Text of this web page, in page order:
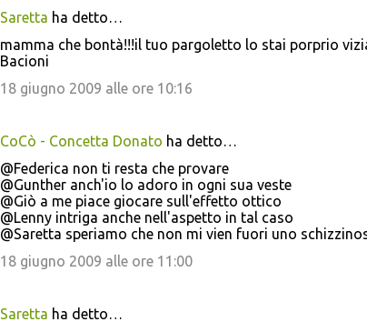
Saretta ha detto…
mamma che bontà!!!il tuo pargoletto lo stai porprio
Bacioni
18 giugno 2009 alle ore 10:16
CoCò - Concetta Donato ha detto…
@Federica non ti resta che provare
@Gunther anch'io lo adoro in ogni sua veste
@Giò a me piace giocare sull'effetto ottico
@Lenny intriga anche nell'aspetto in tal caso
@Saretta speriamo che non mi vien fuori uno
18 giugno 2009 alle ore 11:00
Saretta ha detto…